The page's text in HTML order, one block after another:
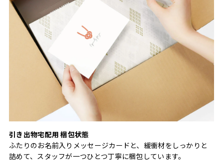
引き出物宅配用 梱包状態
ふたりのお名前入りメッセージカードと、緩衝材をしっかりと
詰めて、スタッフが一つひとつ丁寧に梱包しています。